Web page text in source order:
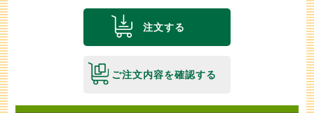
注文する
ご注文内容を確認する